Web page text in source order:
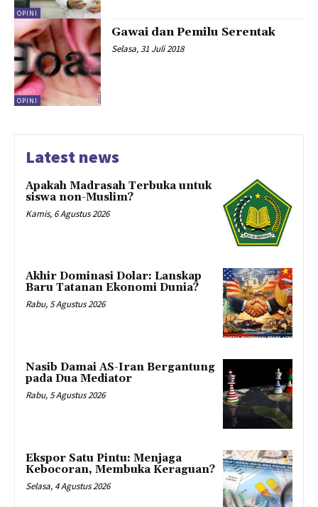
OPINI
OPINI
Gawai dan Pemilu Serentak
Selasa, 31 Juli 2018
Latest news
Apakah Madrasah Terbuka untuk
siswa non-Muslim?
Kamis, 6 Agustus 2026
Akhir Dominasi Dolar: Lanskap
Baru Tatanan Ekonomi Dunia?
Rabu, 5 Agustus 2026
Nasib Damai AS-Iran Bergantung
pada Dua Mediator
Rabu, 5 Agustus 2026
Ekspor Satu Pintu: Menjaga
Kebocoran, Membuka Keraguan?
Selasa, 4 Agustus 2026